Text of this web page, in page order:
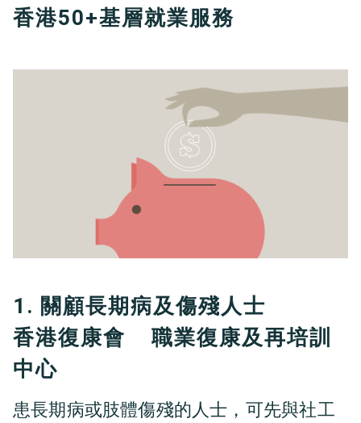
香港50+基層就業服務
1. 關顧長期病及傷殘人士
香港復康會 職業復康及再培訓
中心
患長期病或肢體傷殘的人士，可先與社工